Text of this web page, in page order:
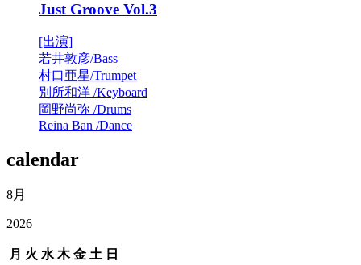
Just Groove Vol.3
[出演]
若井敦彦/Bass
村口亜星/Trumpet
別所和洋 /Keyboard
岡野尚弥 /Drums
Reina Ban /Dance
calendar
8月
2026
月 火 水 木 金 土 日